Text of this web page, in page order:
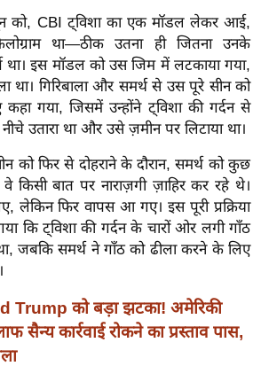
को, CBI ट्विशा का एक मॉडल लेकर आई,
था—ठीक उतना ही जितना उनके
था। इस मॉडल को उस जिम में लटकाया गया,
था। गिरिबाला और समर्थ से उस पूरे सीन को
गया, जिसमें उन्होंने ट्विशा की गर्दन से
उतारा था और उसे ज़मीन पर लिटाया था।
को फिर से दोहराने के दौरान, समर्थ को कुछ
किसी बात पर नाराज़गी ज़ाहिर कर रहे थे।
लेकिन फिर वापस आ गए। इस पूरी प्रक्रिया
कि ट्विशा की गर्दन के चारों ओर लगी गाँठ
जबकि समर्थ ने गाँठ को ढीला करने के लिए
Trump को बड़ा झटका! अमेरिकी
सैन्य कार्रवाई रोकने का प्रस्ताव पास,